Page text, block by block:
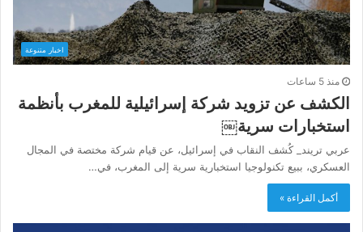
اخبار متنوعة
منذ 5 ساعات
الكشف عن تزويد شركة إسرائيلية للمغرب بأنظمة
استخبارات سرية￼
عربي تريند_ كُشف النقاب في إسرائيل، عن قيام شركة مختصة في المجال
العسكري، ببيع تكنولوجيا استخبارية سرية إلى المغرب، في…
أكمل القراءة »